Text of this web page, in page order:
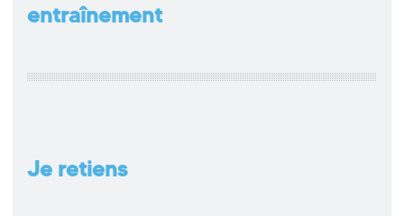
entraînement
Je retiens